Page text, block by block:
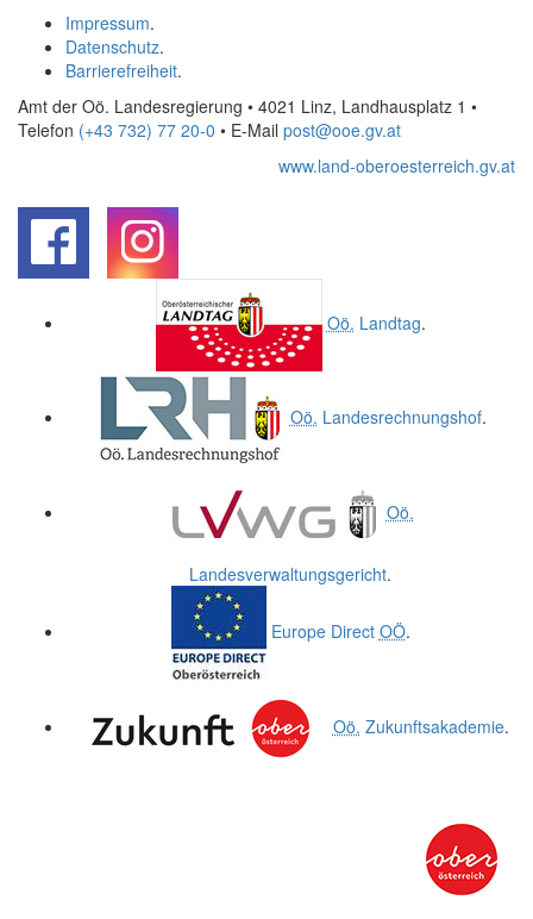
Impressum.
Datenschutz.
Barrierefreiheit.
Amt der Oö. Landesregierung • 4021 Linz, Landhausplatz 1 •
Telefon (+43 732) 77 20-0 • E-Mail post@ooe.gv.at
www.land-oberoesterreich.gv.at
Oö. Landtag.
Oö. Landesrechnungshof.
Oö.
Landesverwaltungsgericht.
Europe Direct OÖ.
Oö. Zukunftsakademie.